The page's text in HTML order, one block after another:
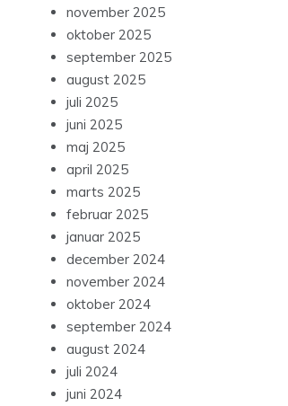
november 2025
oktober 2025
september 2025
august 2025
juli 2025
juni 2025
maj 2025
april 2025
marts 2025
februar 2025
januar 2025
december 2024
november 2024
oktober 2024
september 2024
august 2024
juli 2024
juni 2024